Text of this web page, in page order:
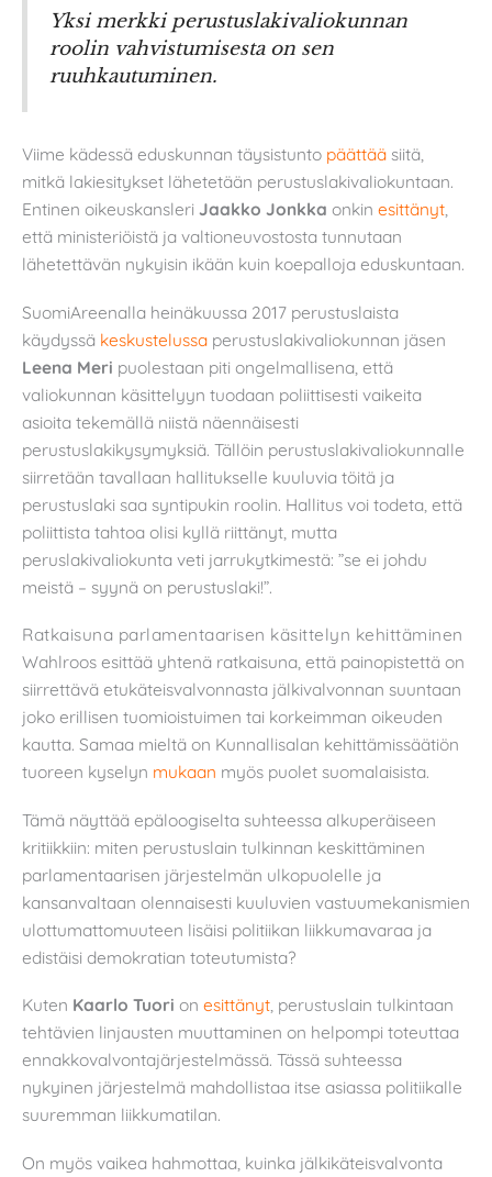
Yksi merkki perustuslakivaliokunnan
roolin vahvistumisesta on sen
ruuhkautuminen.
Viime kädessä eduskunnan täysistunto päättää siitä,
mitkä lakiesitykset lähetetään perustuslakivaliokuntaan.
Entinen oikeuskansleri Jaakko Jonkka onkin esittänyt
että ministeriöistä ja valtioneuvostosta tunnutaan
lähetettävän nykyisin ikään kuin koepalloja eduskuntaan.
SuomiAreenalla heinäkuussa 2017 perustuslaista
käydyssä keskustelussa perustuslakivaliokunnan jäsen
Leena Meri puolestaan piti ongelmallisena, että
valiokunnan käsittelyyn tuodaan poliittisesti vaikeita
asioita tekemällä niistä näennäisesti
perustuslakikysymyksiä. Tällöin perustuslakivaliokunnalle
siirretään tavallaan hallitukselle kuuluvia töitä ja
perustuslaki saa syntipukin roolin. Hallitus voi todeta, että
poliittista tahtoa olisi kyllä riittänyt, mutta
peruslakivaliokunta veti jarrukytkimestä: ”se ei johdu
meistä – syynä on perustuslaki!”.
Ratkaisuna parlamentaarisen käsittelyn kehittäminen
Wahlroos esittää yhtenä ratkaisuna, että painopistettä on
siirrettävä etukäteisvalvonnasta jälkivalvonnan suuntaan
joko erillisen tuomioistuimen tai korkeimman oikeuden
kautta. Samaa mieltä on Kunnallisalan kehittämissäätiön
tuoreen kyselyn mukaan myös puolet suomalaisista.
Tämä näyttää epäloogiselta suhteessa alkuperäiseen
kritiikkiin: miten perustuslain tulkinnan keskittäminen
parlamentaarisen järjestelmän ulkopuolelle ja
kansanvaltaan olennaisesti kuuluvien vastuumekanismien
ulottumattomuuteen lisäisi politiikan liikkumavaraa ja
edistäisi demokratian toteutumista?
Kuten Kaarlo Tuori on esittänyt, perustuslain tulkintaan
tehtävien linjausten muuttaminen on helpompi toteuttaa
ennakkovalvontajärjestelmässä. Tässä suhteessa
nykyinen järjestelmä mahdollistaa itse asiassa politiikalle
suuremman liikkumatilan.
On myös vaikea hahmottaa, kuinka jälkikäteisvalvonta